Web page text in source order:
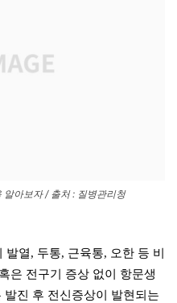
알아보자 / 출처 : 질병관리청
열, 두통, 근육통, 오한 등 비
은 전구기 증상 없이 항문생
진 후 전신증상이 발현되는